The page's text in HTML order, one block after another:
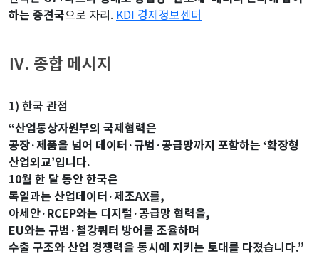
하는 중견국으로 자리. KDI 경제정보센터
Ⅳ. 종합 메시지
1) 한국 관점
“산업통상자원부의 국제협력은
공장·제품을 넘어 데이터·규범·공급망까지 포함하는 ‘확장형
산업외교’입니다.
10월 한 달 동안 한국은
독일과는 산업데이터·제조AX를,
아세안·RCEP와는 디지털·공급망 협력을,
EU와는 규범·철강쿼터 방어를 조율하며
수출 구조와 산업 경쟁력을 동시에 지키는 토대를 다졌습니다.”